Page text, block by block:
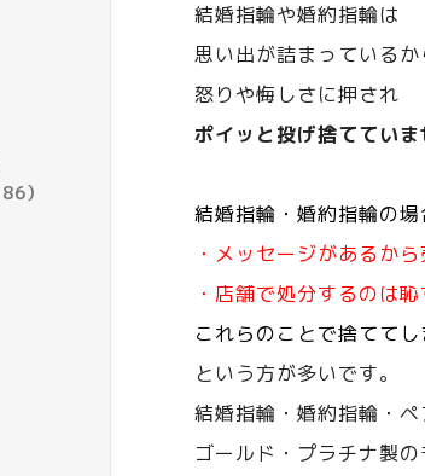
）
結婚指輪や婚約指輪は
思い出が詰まっているか
怒りや悔しさに押され
ポイッと投げ捨てていま
結婚指輪・婚約指輪の場
・メッセージがあるか
・店舗で処分するのは
これらのことで捨ててし
という方が多いです。
結婚指輪・婚約指輪・
ゴールド・プラチナ製の